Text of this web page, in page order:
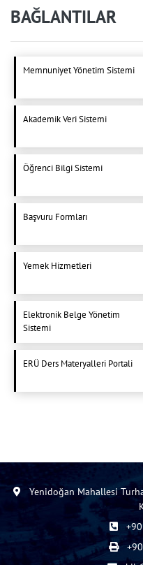
BAĞLANTILAR
Memnuniyet Yönetim Sistemi
Akademik Veri Sistemi
Öğrenci Bilgi Sistemi
Başvuru Formları
Yemek Hizmetleri
Elektronik Belge Yönetim
Sistemi
ERÜ Ders Materyalleri Portali
Yenidoğan Mahallesi